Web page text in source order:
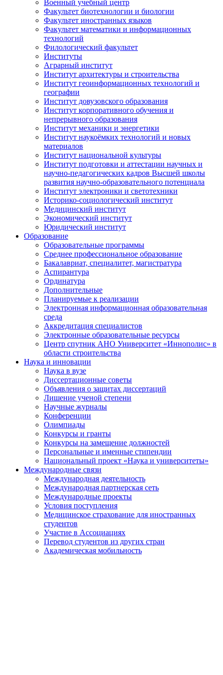
Военный учебный центр
Факультет биотехнологии и биологии
Факультет иностранных языков
Факультет математики и информационных
технологий
Филологический факультет
Институты
Аграрный институт
Институт архитектуры и строительства
Институт геоинформационных технологий и
географии
Институт довузовского образования
Институт корпоративного обучения и
непрерывного образования
Институт механики и энергетики
Институт наукоёмких технологий и новых
материалов
Институт национальной культуры
Институт подготовки и аттестации научных и
научно-педагогических кадров Высшей школы
развития научно-образовательного потенциала
Институт электроники и светотехники
Историко-социологический институт
Медицинский институт
Экономический институт
Юридический институт
Образование
Образовательные программы
Среднее профессиональное образование
Бакалавриат, специалитет, магистратура
Аспирантура
Ординатура
Дополнительные
Планируемые к реализации
Электронная информационная образовательная
среда
Аккредитация специалистов
Электронные образовательные ресурсы
Центр спутник АНО Университет «Иннополис» в
области строительства
Наука и инновации
Наука в вузе
Диссертационные советы
Объявления о защитах диссертаций
Лишение ученой степени
Научные журналы
Конференции
Олимпиады
Конкурсы и гранты
Конкурсы на замещение должностей
Персональные и именные стипендии
Национальный проект «Наука и университеты»
Международные связи
Международная деятельность
Международная партнерская сеть
Международные проекты
Условия поступления
Медицинское страхование для иностранных
студентов
Участие в Ассоциациях
Перевод студентов из других стран
Академическая мобильность